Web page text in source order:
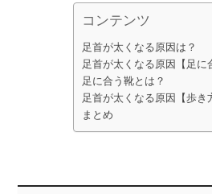
コンテンツ
足首が太くなる原因は？
足首が太くなる原因【足に
足に合う靴とは？
足首が太くなる原因【歩き
まとめ